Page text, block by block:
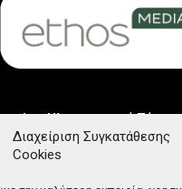
Διαχείριση Συγκατάθεσης
Cookies
Ηλεκτρονικού Τύπου